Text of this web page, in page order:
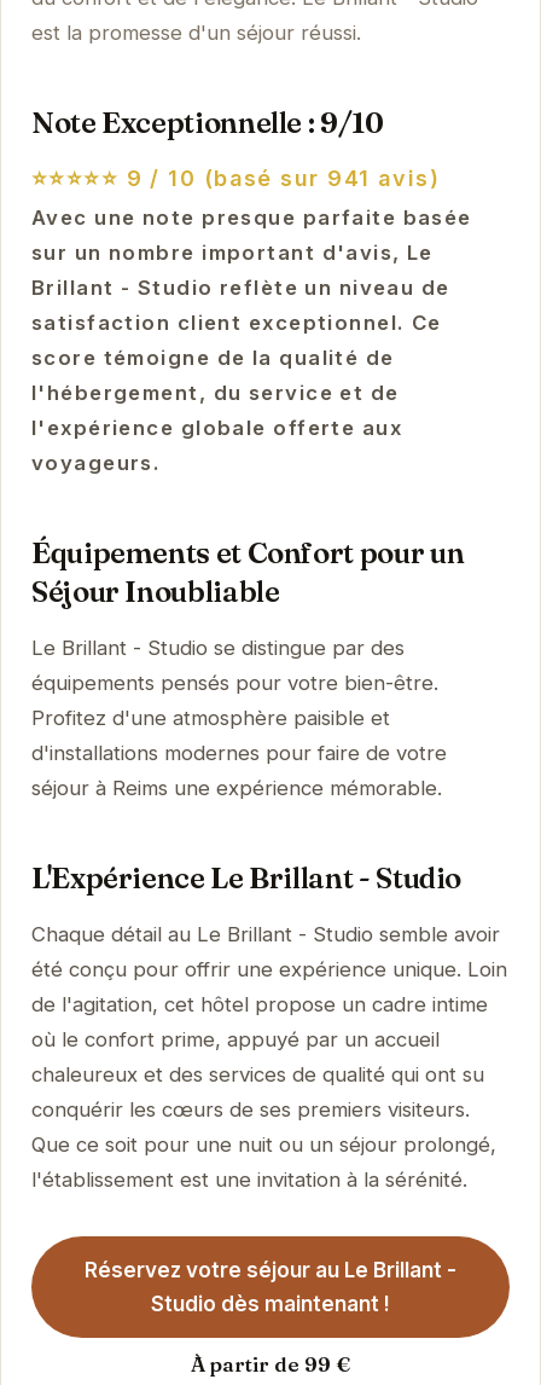
est la promesse d'un séjour réussi.
Note Exceptionnelle : 9/10
⭐⭐⭐⭐⭐ 9 / 10 (basé sur 941 avis)
Avec une note presque parfaite basée
sur un nombre important d'avis, Le
Brillant - Studio reflète un niveau de
satisfaction client exceptionnel. Ce
score témoigne de la qualité de
l'hébergement, du service et de
l'expérience globale offerte aux
voyageurs.
Équipements et Confort pour un
Séjour Inoubliable
Le Brillant - Studio se distingue par des
équipements pensés pour votre bien-être.
Profitez d'une atmosphère paisible et
d'installations modernes pour faire de votre
séjour à Reims une expérience mémorable.
L'Expérience Le Brillant - Studio
Chaque détail au Le Brillant - Studio semble avoir
été conçu pour offrir une expérience unique. Loin
de l'agitation, cet hôtel propose un cadre intime
où le confort prime, appuyé par un accueil
chaleureux et des services de qualité qui ont su
conquérir les cœurs de ses premiers visiteurs.
Que ce soit pour une nuit ou un séjour prolongé,
l'établissement est une invitation à la sérénité.
Réservez votre séjour au Le Brillant -
Studio dès maintenant !
À partir de 99 €